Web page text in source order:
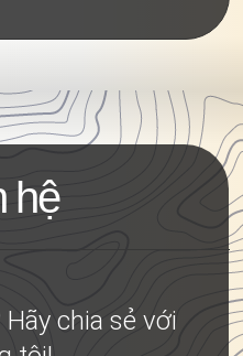
hệ
chia sẻ với